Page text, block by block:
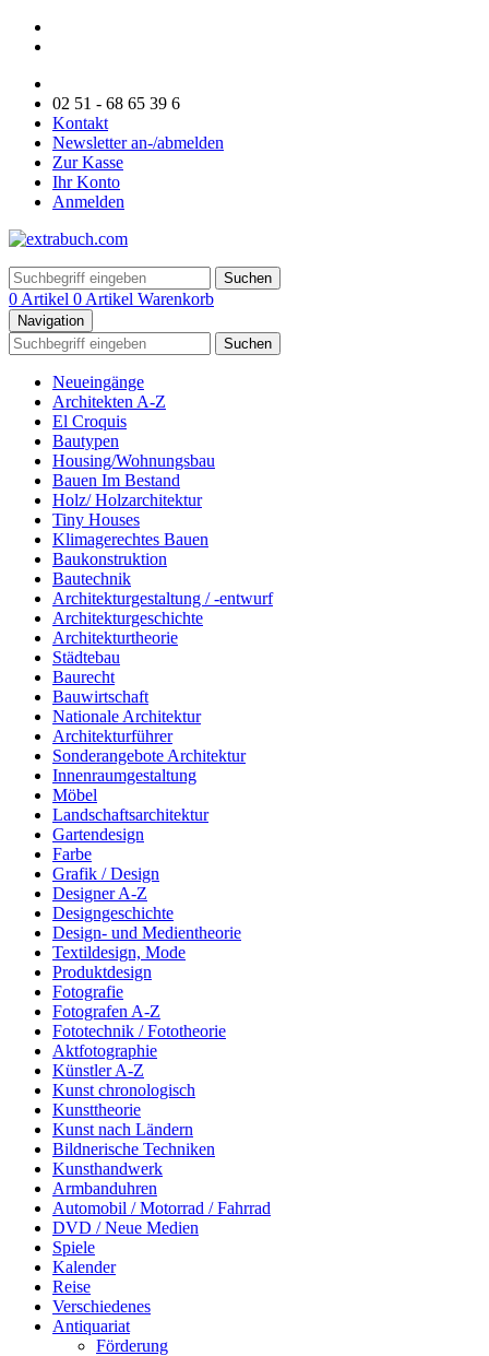
02 51 - 68 65 39 6
Kontakt
Newsletter an-/abmelden
Zur Kasse
Ihr Konto
Anmelden
Suchen
0 Artikel 0 Artikel Warenkorb
Navigation
Suchen
Neueingänge
Architekten A-Z
El Croquis
Bautypen
Housing/Wohnungsbau
Bauen Im Bestand
Holz/ Holzarchitektur
Tiny Houses
Klimagerechtes Bauen
Baukonstruktion
Bautechnik
Architekturgestaltung / -entwurf
Architekturgeschichte
Architekturtheorie
Städtebau
Baurecht
Bauwirtschaft
Nationale Architektur
Architekturführer
Sonderangebote Architektur
Innenraumgestaltung
Möbel
Landschaftsarchitektur
Gartendesign
Farbe
Grafik / Design
Designer A-Z
Designgeschichte
Design- und Medientheorie
Textildesign, Mode
Produktdesign
Fotografie
Fotografen A-Z
Fototechnik / Fototheorie
Aktfotographie
Künstler A-Z
Kunst chronologisch
Kunsttheorie
Kunst nach Ländern
Bildnerische Techniken
Kunsthandwerk
Armbanduhren
Automobil / Motorrad / Fahrrad
DVD / Neue Medien
Spiele
Kalender
Reise
Verschiedenes
Antiquariat
Förderung